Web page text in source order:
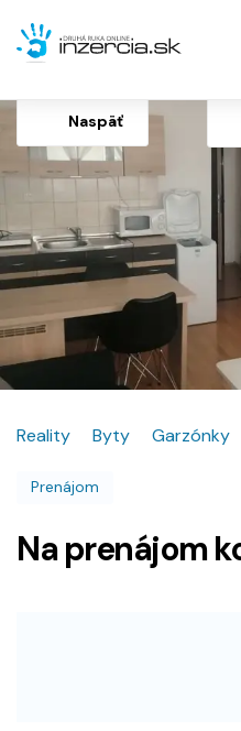
Naspäť
Reality Byty Garzónky
Prenájom
Na prenájom